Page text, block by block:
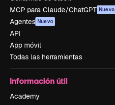
MCP para Claude/ChatGPT Nuevo
Agentes Nuevo
API
App móvil
Todas las herramientas
Información útil
Academy